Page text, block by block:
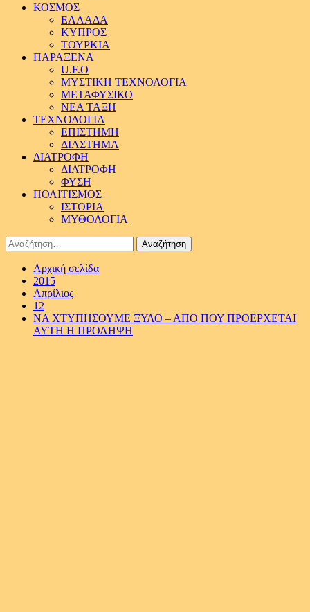
ΚΟΣΜΟΣ
ΕΛΛΑΔΑ
ΚΥΠΡΟΣ
ΤΟΥΡΚΙΑ
ΠΑΡΑΞΕΝΑ
U.F.O
ΜΥΣΤΙΚΗ ΤΕΧΝΟΛΟΓΙΑ
ΜΕΤΑΦΥΣΙΚΟ
ΝΕΑ ΤΑΞΗ
ΤΕΧΝΟΛΟΓΙΑ
ΕΠΙΣΤΗΜΗ
ΔΙΑΣΤΗΜΑ
ΔΙΑΤΡΟΦΗ
ΔΙΑΤΡΟΦΗ
ΦΥΣΗ
ΠΟΛΙΤΙΣΜΟΣ
ΙΣΤΟΡΙΑ
ΜΥΘΟΛΟΓΙΑ
Αναζήτηση
για:
Αρχική σελίδα
2015
Απρίλιος
12
ΝΑ ΧΤΥΠΗΣΟΥΜΕ ΞΥΛΟ – ΑΠΟ ΠΟΥ ΠΡΟΕΡΧΕΤΑΙ
ΑΥΤΗ Η ΠΡΟΛΗΨΗ